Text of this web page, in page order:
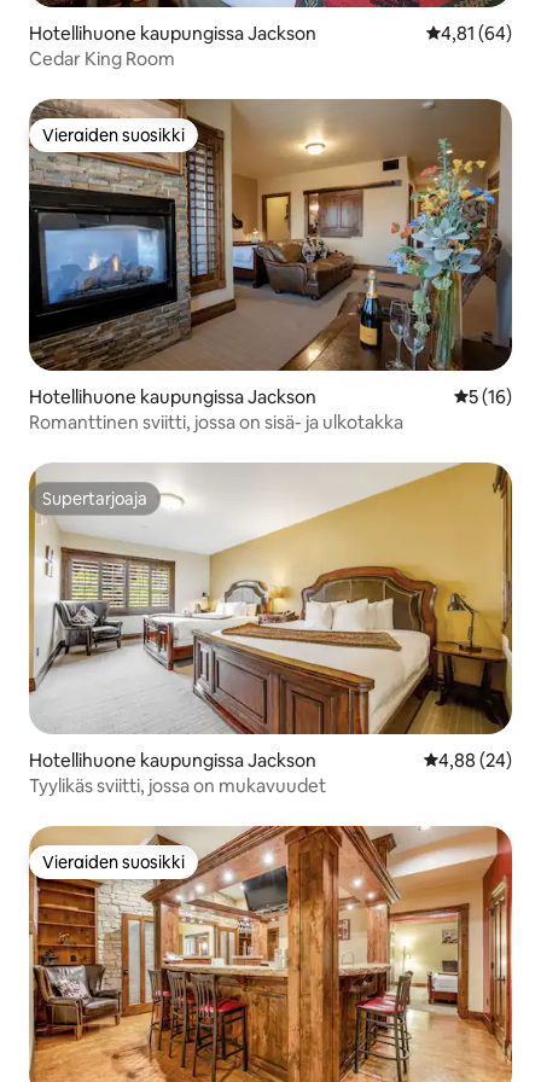
Hotellihuone kaupungissa Jackson
4,81 (64)
Cedar King Room
Vieraiden suosikki
Vieraiden suosikki
Hotellihuone kaupungissa Jackson
5 (16)
Romanttinen sviitti, jossa on sisä- ja ulkotakka
Supertarjoaja
Supertarjoaja
Hotellihuone kaupungissa Jackson
4,88 (24)
Tyylikäs sviitti, jossa on mukavuudet
Vieraiden suosikki
Vieraiden suosikki